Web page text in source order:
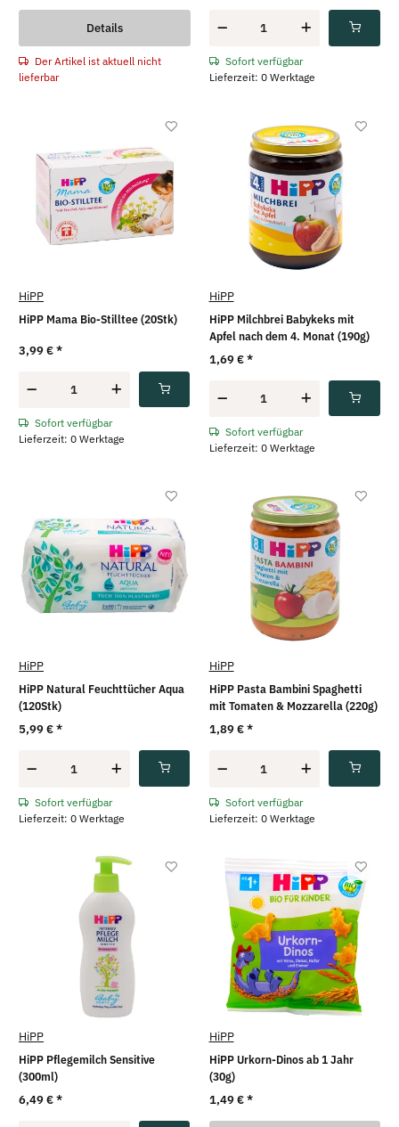
Details
Der Artikel ist aktuell nicht
lieferbar
Sofort verfügbar
Lieferzeit: 0 Werktage
HiPP
HiPP Mama Bio-Stilltee (20Stk)
3,99 €*
Sofort verfügbar
Lieferzeit: 0 Werktage
HiPP
HiPP Milchbrei Babykeks mit
Apfel nach dem 4. Monat (190g)
1,69 €*
Sofort verfügbar
Lieferzeit: 0 Werktage
HiPP
HiPP Natural Feuchttücher Aqua
(120Stk)
5,99 €*
Sofort verfügbar
Lieferzeit: 0 Werktage
HiPP
HiPP Pasta Bambini Spaghetti
mit Tomaten & Mozzarella (220g)
1,89 €*
Sofort verfügbar
Lieferzeit: 0 Werktage
HiPP
HiPP Pflegemilch Sensitive
(300ml)
6,49 €*
HiPP
HiPP Urkorn-Dinos ab 1 Jahr
(30g)
1,49 €*